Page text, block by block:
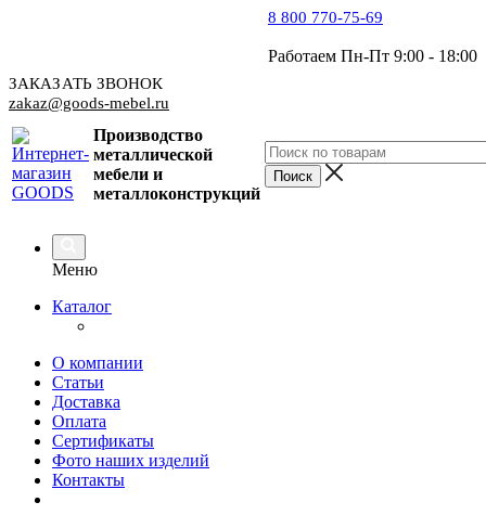
8 800 770-75-69
Работаем Пн-Пт 9:00 - 18:00
ЗАКАЗАТЬ ЗВОНОК
zakaz@goods-mebel.ru
Производство
металлической
мебели и
металлоконструкций
Меню
Каталог
О компании
Статьи
Доставка
Оплата
Сертификаты
Фото наших изделий
Контакты